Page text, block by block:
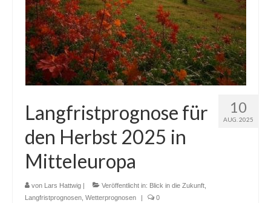
10
AUG. 2025
Langfristprognose für
den Herbst 2025 in
Mitteleuropa
von Lars Hattwig | Veröffentlicht in: Blick in die Zukunft
Langfristprognosen Wetterprognosen | 0